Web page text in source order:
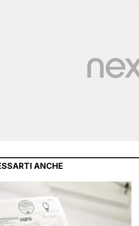
ANCHE